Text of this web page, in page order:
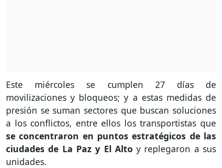
Este miércoles se cumplen 27 días de
movilizaciones y bloqueos; y a estas medidas de
presión se suman sectores que buscan soluciones
a los conflictos, entre ellos los transportistas que
se concentraron en puntos estratégicos de las
ciudades de La Paz y El Alto y replegaron a sus
unidades.